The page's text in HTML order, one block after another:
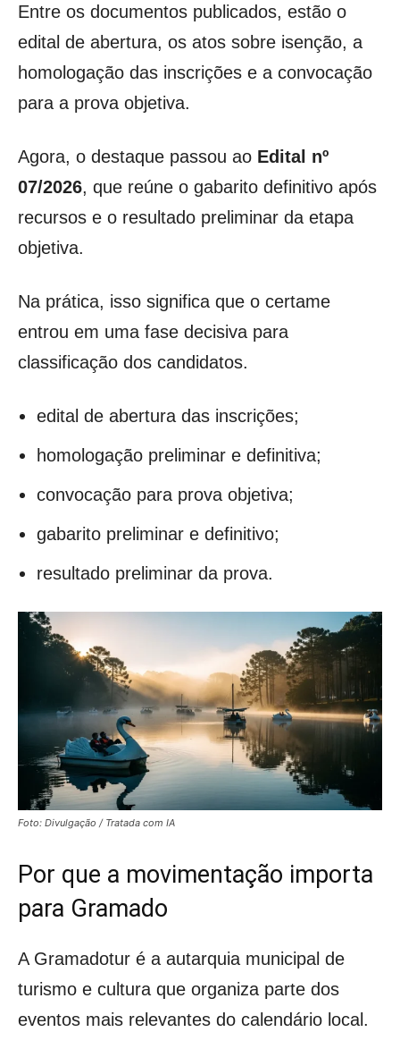
Entre os documentos publicados, estão o
edital de abertura, os atos sobre isenção, a
homologação das inscrições e a convocação
para a prova objetiva.
Agora, o destaque passou ao Edital nº
07/2026, que reúne o gabarito definitivo após
recursos e o resultado preliminar da etapa
objetiva.
Na prática, isso significa que o certame
entrou em uma fase decisiva para
classificação dos candidatos.
edital de abertura das inscrições;
homologação preliminar e definitiva;
convocação para prova objetiva;
gabarito preliminar e definitivo;
resultado preliminar da prova.
Foto: Divulgação / Tratada com IA
Por que a movimentação importa
para Gramado
A Gramadotur é a autarquia municipal de
turismo e cultura que organiza parte dos
eventos mais relevantes do calendário local.